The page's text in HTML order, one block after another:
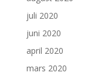
juli 2020
juni 2020
april 2020
mars 2020